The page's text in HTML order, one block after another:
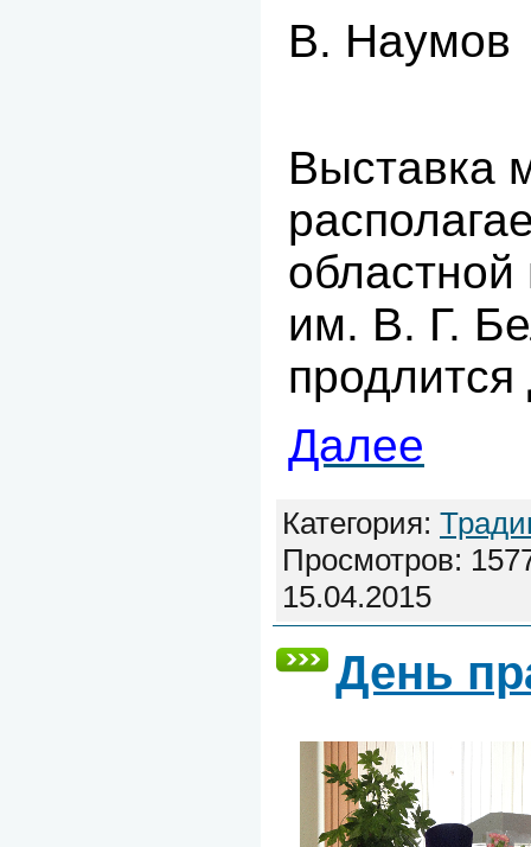
В. Наумов
Выставка
областной
им. В. Г.
Далее
Категория:
Просмотров:
15.04.2015
День